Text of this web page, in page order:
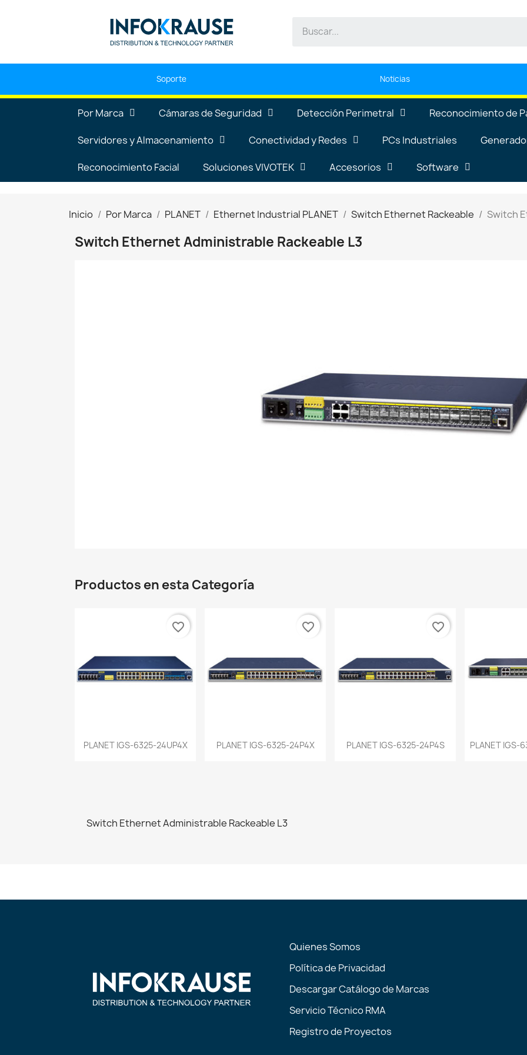
Soporte Noticias
Por Marca Cámaras de Seguridad Detección Perimetral Reconocimiento de
Servidores y Almacenamiento Conectividad y Redes PCs Industriales
Reconocimiento Facial Soluciones VIVOTEK Accesorios Software
Inicio Por Marca PLANET Ethernet Industrial PLANET Switch Ethernet Rackeable Switch
Switch Ethernet Administrable Rackeable L3
Productos en esta Categoría
Vista rápida
PLANET IGS-6325-24UP4X
favorite_border
Vista rápida
PLANET IGS-6325-24P4X
favorite_border
Vista rápida
PLANET IGS-6325-24P4S
favorite_border

PLANET IGS-
Switch Ethernet Administrable Rackeable L3
Quienes Somos
Política de Privacidad
Descargar Catálogo de Marcas
Servicio Técnico RMA
Registro de Proyectos